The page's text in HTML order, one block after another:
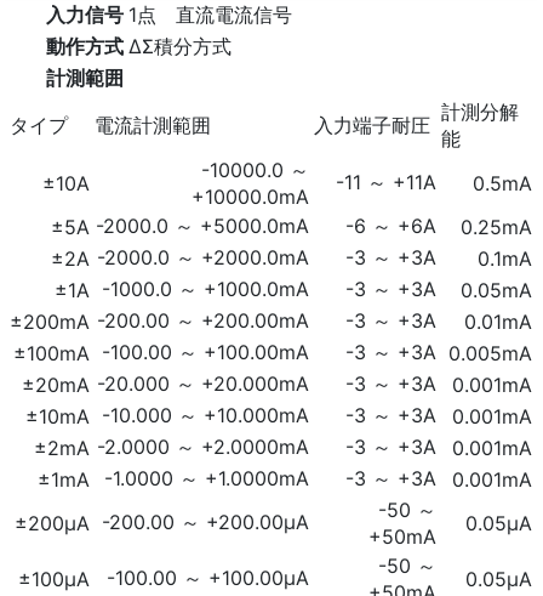
入力信号 1点 直流電流信号
動作方式 ΔΣ積分方式
計測範囲
タイプ
電流計測範囲 入力端子耐圧
計測分解
能
±10A
-10000.0 ～
+10000.0mA
-11 ～ +11A
0.5mA
±5A -2000.0 ～ +5000.0mA -6 ～ +6A
0.25mA
±2A -2000.0 ～ +2000.0mA -3 ～ +3A
0.1mA
±1A -1000.0 ～ +1000.0mA -3 ～ +3A
0.05mA
±200mA -200.00 ～ +200.00mA -3 ～ +3A
0.01mA
±100mA -100.00 ～ +100.00mA -3 ～ +3A 0.005mA
±20mA -20.000 ～ +20.000mA -3 ～ +3A
0.001mA
±10mA -10.000 ～ +10.000mA -3 ～ +3A
0.001mA
±2mA -2.0000 ～ +2.0000mA -3 ～ +3A
0.001mA
±1mA
-1.0000 ～ +1.0000mA -3 ～ +3A
0.001mA
±200μA -200.00 ～ +200.00μA
-50 ～
+50mA
0.05μA
±100μA -100.00 ～ +100.00μA
-50 ～
0.05μA